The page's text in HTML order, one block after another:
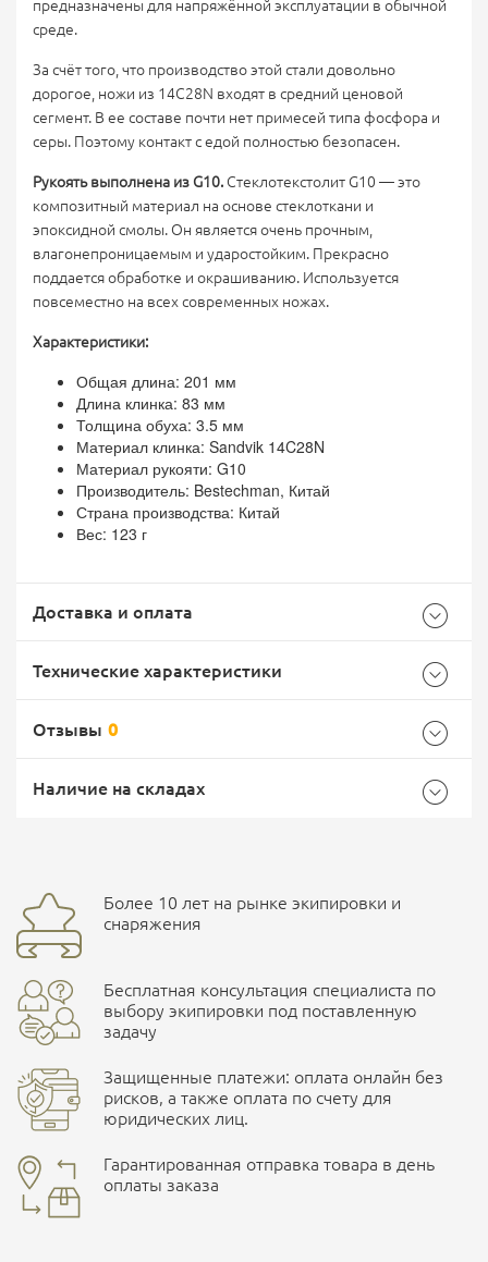
предназначены для напряжённой эксплуатации в обычной
среде.
За счёт того, что производство этой стали довольно
дорогое, ножи из 14C28N входят в средний ценовой
сегмент. В ее составе почти нет примесей типа фосфора и
серы. Поэтому контакт с едой полностью безопасен.
Рукоять выполнена из G10. Стеклотекстолит G10 — это
композитный материал на основе стеклоткани и
эпоксидной смолы. Он является очень прочным,
влагонепроницаемым и ударостойким. Прекрасно
поддается обработке и окрашиванию. Используется
повсеместно на всех современных ножах.
Характеристики:
Общая длина: 201 мм
Длина клинка: 83 мм
Толщина обуха: 3.5 мм
Материал клинка: Sandvik 14C28N
Материал рукояти: G10
Производитель: Bestechman, Китай
Страна производства: Китай
Вес: 123 г
Доставка и оплата
Доставка Почтой России
EMS Почта России
Доставка курьерской службой СДЭК -
Наличные при самовывозе
Технические характеристики
Бренд Bestech Knives
Отзывы 0
Наличие на складах
улица Маяковского, 10
ПОДРОБНЕЕ О СКЛАДЕ
Более 10 лет на рынке экипировки и
снаряжения
Бесплатная консультация специалиста по
выбору экипировки под поставленную
задачу
Защищенные платежи: оплата онлайн без
рисков, а также оплата по счету для
юридических лиц.
Гарантированная отправка товара в день
оплаты заказа